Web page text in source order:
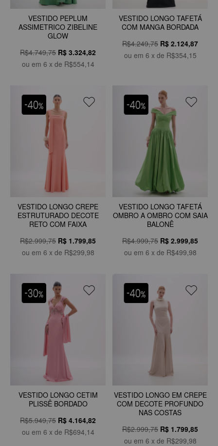
VESTIDO PEPLUM
ASSIMETRICO ZIBELINE
GLOW
R$4.749,75 R$ 3.324,82
ou em 6 x de R$554,14
VESTIDO LONGO TAFETÁ
COM MANGA BORDADA
R$4.249,75 R$ 2.124,87
ou em 6 x de R$354,15
VESTIDO LONGO CREPE
ESTRUTURADO DECOTE
RETO COM FAIXA
R$2.999,75 R$ 1.799,85
ou em 6 x de R$299,98
VESTIDO LONGO TAFETÁ
OMBRO A OMBRO COM SAIA
BALONÊ
R$4.999,75 R$ 2.999,85
ou em 6 x de R$499,98
VESTIDO LONGO CETIM
PLISSÊ BORDADO
R$5.949,75 R$ 4.164,82
ou em 6 x de R$694,14
VESTIDO LONGO EM CREPE
COM DECOTE PROFUNDO
NAS COSTAS
R$2.999,75 R$ 1.799,85
ou em 6 x de R$299,98